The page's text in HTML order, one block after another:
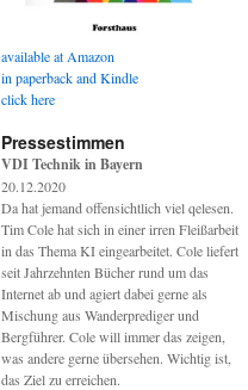
available at Amazon
in paperback and Kindle
click here
Pressestimmen
VDI Technik in Bayern
20.12.2020
Da hat jemand offensichtlich viel qelesen.
Tim Cole hat sich in einer irren Fleißarbeit
in das Thema KI eingearbeitet. Cole liefert
seit Jahrzehnten Bücher rund um das
Internet ab und agiert dabei gerne als
Mischung aus Wanderprediger und
Bergführer. Cole will immer das zeigen,
was andere gerne übersehen. Wichtig ist,
das Ziel zu erreichen.